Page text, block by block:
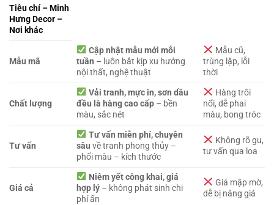
Tiêu chí – Minh
Hưng Decor –
Nơi khác
Mẫu mã
Cập nhật mẫu mới mỗi
tuần – luôn bắt kịp xu hướng
nội thất, nghệ thuật
Mẫu cũ,
trùng lặp, lỗi
thời
Chất lượng
Vải tranh, mực in, sơn dầu
đều là hàng cao cấp – bền
màu, sắc nét
Hàng trôi
nổi, dễ phai
màu, bong tróc
Tư vấn
Tư vấn miễn phí, chuyên
sâu về tranh phong thủy –
phối màu – kích thước
Không rõ gu,
tư vấn qua loa
Giá cả
Niêm yết công khai, giá
hợp lý – không phát sinh chi
phí ẩn
Giá mập mờ,
dễ bị nâng giá